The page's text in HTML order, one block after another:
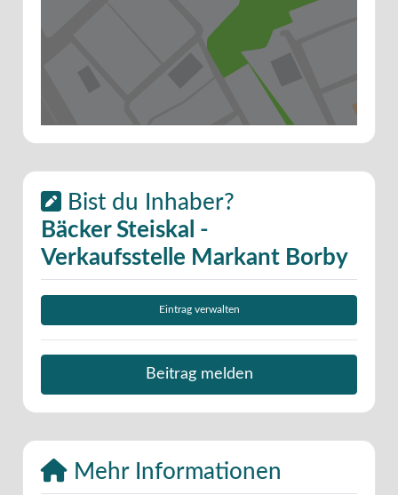
Bist du Inhaber?
Bäcker Steiskal -
Verkaufsstelle Markant Borby
Eintrag verwalten
Beitrag melden
Mehr Informationen